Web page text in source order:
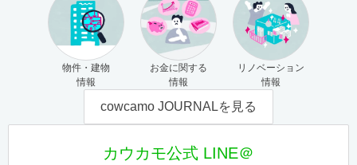
物件・建物
情報
お金に関する
情報
リノベーション
情報
cowcamo JOURNALを見る
カウカモ公式 LINE＠